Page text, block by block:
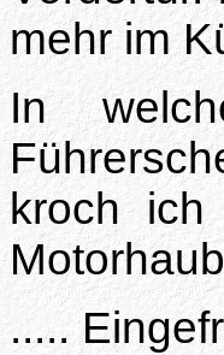
mehr im
In
kroch
.....